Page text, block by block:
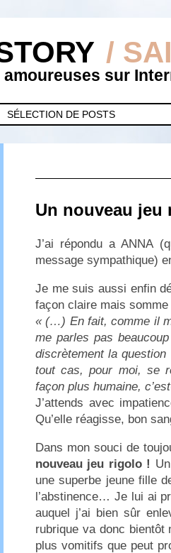
/
sur
SÉLECTION DE POSTS
Un nouveau jeu
J’ai répondu a ANNA
message sympathique)
Je me suis aussi enfin
façon claire mais
« (…) En fait, comme il
me parles pas
discrètement la
tout cas, pour moi, se
façon plus humaine,
J’attends avec
Qu’elle réagisse, bon
Dans mon souci de
nouveau jeu rigolo !
une superbe jeune fille
l’abstinence… Je lui ai
auquel j’ai bien sûr
rubrique va donc
plus vomitifs que peut